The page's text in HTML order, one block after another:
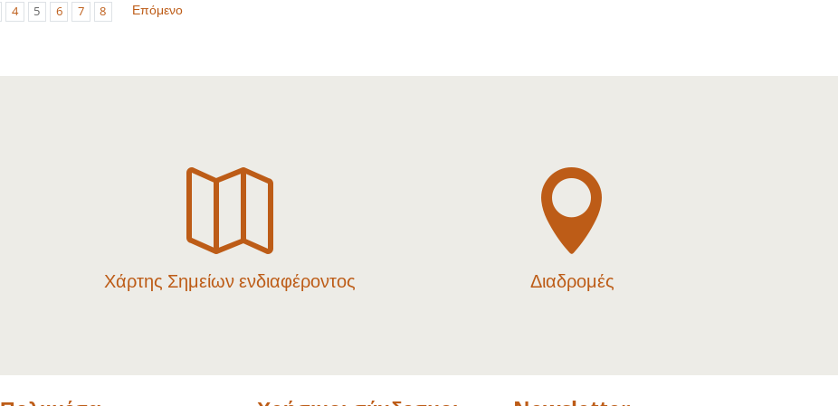
4 5 6 7 8 Επόμενο

Χάρτης Σημείων ενδιαφέροντος

Διαδρομές